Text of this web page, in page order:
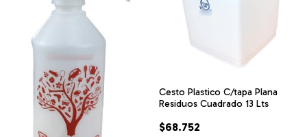
Cesto Plastico C/tapa Plana
Residuos Cuadrado 13 Lts
$68.752